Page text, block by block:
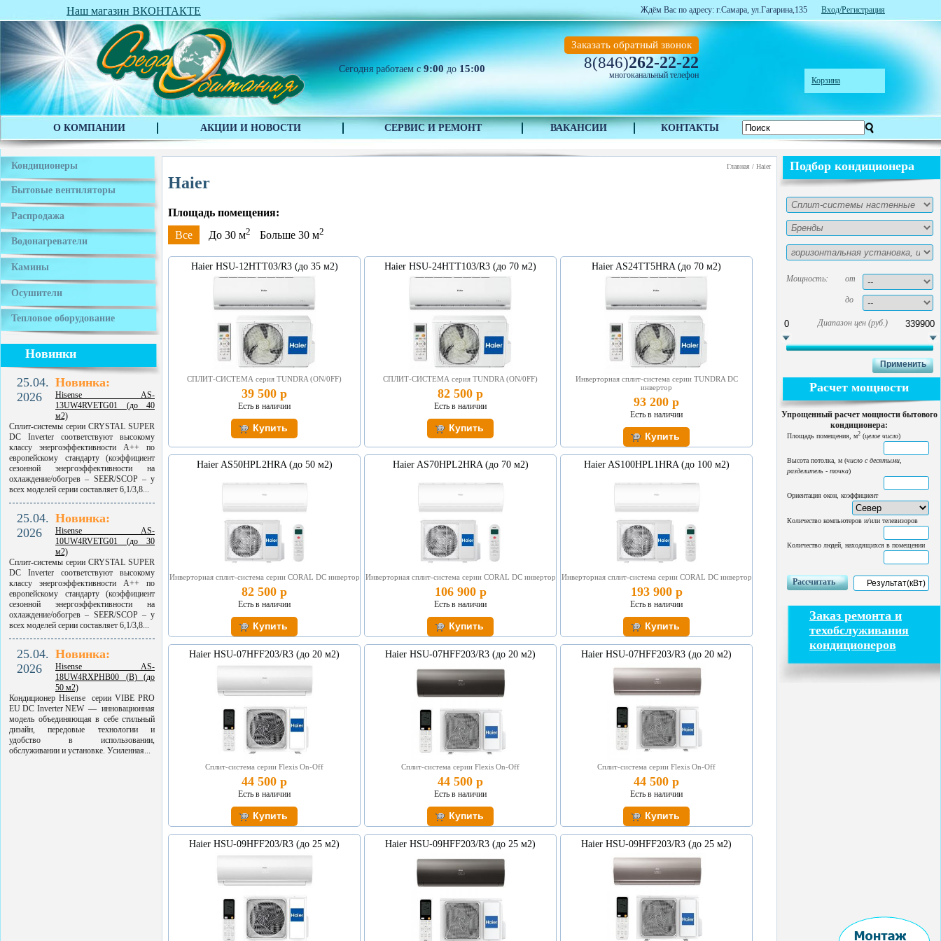
О КОМПАНИИ АКЦИИ И НОВОСТИ СЕРВИС И РЕМОНТ ВАКАНСИИ КОНТАКТЫ
Сегодня работаем с9:00до15:00
Заказать обратный звонок
8(846)262-22-22
многоканальный телефон
Наш магазин ВКОНТАКТЕ Ждём Вас по адресу: г.Самара, ул.Гагарина,135 Вход/Регистрация
Корзина
Кондиционеры
Бытовые вентиляторы
Распродажа
Водонагреватели
Камины
Осушители
Тепловое оборудование
Новинки
25.04.
2026
Новинка:
Hisense AS-
13UW4RVETG01 (до 40
м2)
Сплит-системы серии CRYSTAL SUPER
DC Inverter соответствуют высокому
классу энергоэффективности A++ по
европейскому стандарту (коэффициент
сезонной энергоэффективности на
охлаждение/обогрев – SEER/SCOP – у
всех моделей серии составляет 6,1/3,8...
25.04.
2026
Новинка:
Hisense AS-
10UW4RVETG01 (до 30
м2)
Сплит-системы серии CRYSTAL SUPER
DC Inverter соответствуют высокому
классу энергоэффективности A++ по
европейскому стандарту (коэффициент
сезонной энергоэффективности на
охлаждение/обогрев – SEER/SCOP – у
всех моделей серии составляет 6,1/3,8...
25.04.
2026
Новинка:
Hisense AS-
18UW4RXPHB00 (B) (до
50 м2)
Кондиционер Hisense серии VIBE PRO
EU DC Inverter NEW — инновационная
модель объединяющая в себе стильный
дизайн, передовые технологии и
удобство в использовании,
обслуживании и установке. Усиленная...
Подбор кондиционера
Мощность: от
до
Диапазон цен (руб.)
Расчет мощности
Упрощенный расчет мощности бытового
кондиционера:
Площадь помещения, м2 (целое число)
Высота потолка, м (число с десятыми,
разделитель - точка)
Ориентация окон, коэффициент
Количество компьютеров и/или телевизоров
Количество людей, находящихся в помещении
Рассчитать
Заказ ремонта и
техобслуживания
кондиционеров
Главная / Haier
Haier
Площадь помещения:
Все
До 30 м2 Больше 30 м2
Haier HSU-12HTT03/R3 (до 35 м2)
СПЛИТ-СИСТЕМА серия TUNDRA (ON/0FF)
39 500 р
Есть в наличии
Haier HSU-24HTT103/R3 (до 70 м2)
СПЛИТ-СИСТЕМА серия TUNDRA (ON/0FF)
82 500 р
Есть в наличии
Haier AS24TT5HRA (до 70 м2)
Инверторная сплит-система серии TUNDRA DC
инвертор
93 200 р
Есть в наличии
Haier AS50HPL2HRA (до 50 м2)
Инверторная сплит-система серии CORAL DC инвертор
82 500 р
Есть в наличии
Haier AS70HPL2HRA (до 70 м2)
Инверторная сплит-система серии CORAL DC инвертор
106 900 р
Есть в наличии
Haier AS100HPL1HRA (до 100 м2)
Инверторная сплит-система серии CORAL DC инвертор
193 900 р
Есть в наличии
Haier HSU-07HFF203/R3 (до 20 м2)
Сплит-система серии Flexis On-Off
44 500 р
Есть в наличии
Haier HSU-07HFF203/R3 (до 20 м2)
Сплит-система серии Flexis On-Off
44 500 р
Есть в наличии
Haier HSU-07HFF203/R3 (до 20 м2)
Сплит-система серии Flexis On-Off
44 500 р
Есть в наличии
Haier HSU-09HFF203/R3 (до 25 м2) Haier HSU-09HFF203/R3 (до 25 м2) Haier HSU-09HFF203/R3 (до 25 м2)